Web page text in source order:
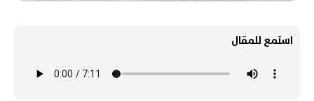
استمع للمقال